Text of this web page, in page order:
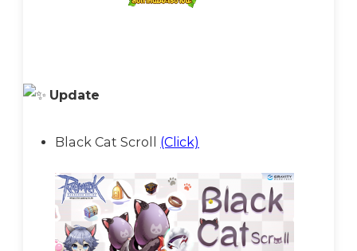
Update
Black Cat Scroll (Click)